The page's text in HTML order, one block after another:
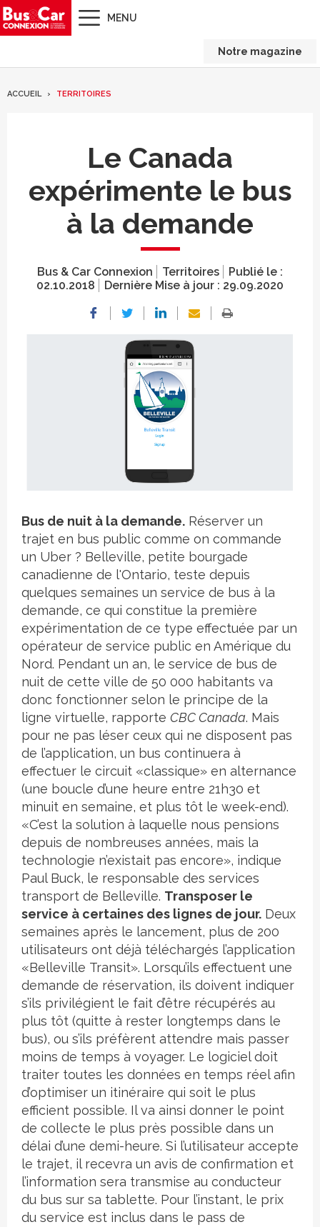
MENU
Notre magazine
ACCUEIL TERRITOIRES
Le Canada
expérimente le bus
à la demande
Bus & Car Connexion Territoires
Publié le :
02.10.2018
Dernière Mise à jour : 29.09.2020
Crédit photo
Bus de nuit à la demande. Réserver un
trajet en bus public comme on commande
un Uber ? Belleville, petite bourgade
canadienne de l'Ontario, teste depuis
quelques semaines un service de bus à la
demande, ce qui constitue la première
expérimentation de ce type effectuée par un
opérateur de service public en Amérique du
Nord. Pendant un an, le service de bus de
nuit de cette ville de 50 000 habitants va
donc fonctionner selon le principe de la
ligne virtuelle, rapporte CBC Canada. Mais
pour ne pas léser ceux qui ne disposent pas
de l’application, un bus continuera à
effectuer le circuit «classique» en alternance
(une boucle d’une heure entre 21h30 et
minuit en semaine, et plus tôt le week-end).
«C’est la solution à laquelle nous pensions
depuis de nombreuses années, mais la
technologie n’existait pas encore», indique
Paul Buck, le responsable des services
transport de Belleville. Transposer le
service à certaines des lignes de jour. Deux
semaines après le lancement, plus de 200
utilisateurs ont déjà téléchargés l’application
«Belleville Transit». Lorsqu’ils effectuent une
demande de réservation, ils doivent indiquer
s’ils privilégient le fait d’être récupérés au
plus tôt (quitte à rester longtemps dans le
bus), ou s’ils préfèrent attendre mais passer
moins de temps à voyager. Le logiciel doit
traiter toutes les données en temps réel afin
d’optimiser un itinéraire qui soit le plus
efficient possible. Il va ainsi donner le point
de collecte le plus près possible dans un
délai d’une demi-heure. Si l’utilisateur accepte
le trajet, il recevra un avis de confirmation et
l’information sera transmise au conducteur
du bus sur sa tablette. Pour l’instant, le prix
du service est inclus dans le pass de